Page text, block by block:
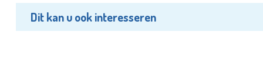
Dit kan u ook interesseren